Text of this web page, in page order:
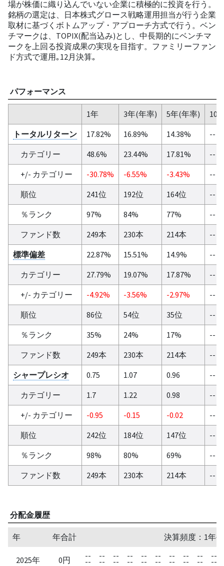
場が株価に織り込んでいない企業に積極的に投資を行う。
銘柄の選定は、日本株式グロース戦略運用担当が行う企業
取材に基づくボトムアップ・アプローチ方式で行う。ベン
チマークは、TOPIX(配当込み)とし、中長期的にベンチマ
ークを上回る投資成果の実現を目指す。ファミリーファン
ド方式で運用｡12月決算｡
パフォーマンス
1年 3年(年率) 5年(年率)
10
トータルリターン
17.82% 16.89% 14.38%
--
カテゴリー
48.6% 23.44% 17.81%
--
+/- カテゴリー
-30.78% -6.55% -3.43%
--
順位
241位 192位 164位
--
％ランク
97% 84% 77%
--
ファンド数
249本 230本 214本
--
標準偏差
22.87% 15.51% 14.9%
--
カテゴリー
27.79% 19.07% 17.87%
--
+/- カテゴリー
-4.92% -3.56% -2.97%
--
順位
86位 54位 35位
--
％ランク
35% 24% 17%
--
ファンド数
249本 230本 214本
--
シャープレシオ
0.75 1.07 0.96
--
カテゴリー
1.7 1.22 0.98
--
+/- カテゴリー
-0.95 -0.15 -0.02
--
順位
242位 184位 147位
--
％ランク
98% 80% 69%
--
ファンド数
249本 230本 214本 --
分配金履歴
年 年合計 決算頻度：1年
2025年 0円 --
--
--
--
--
--
--
--
--
--
--
--
--
--
--
--
--
--
--
--